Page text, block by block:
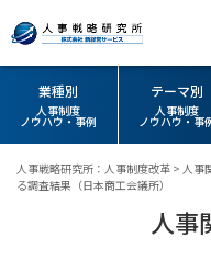
業種別
人事制度
ノウハウ・事例
テーマ別
人事制度
ノウハウ・事
人事戦略研究所：人事制度改革 > 人事
る調査結果（日本商工会議所）
人事